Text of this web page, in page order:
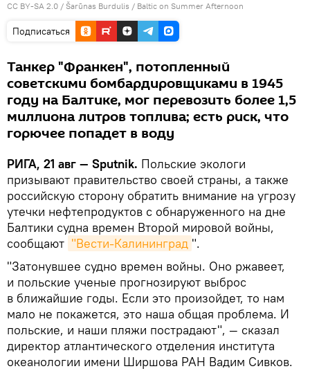
CC BY-SA 2.0 / Šarūnas Burdulis / Baltic on Summer Afternoon
Подписаться
Танкер "Франкен", потопленный
советскими бомбардировщиками в 1945
году на Балтике, мог перевозить более 1,5
миллиона литров топлива; есть риск, что
горючее попадет в воду
РИГА, 21 авг — Sputnik. Польские экологи
призывают правительство своей страны, а также
российскую сторону обратить внимание на угрозу
утечки нефтепродуктов с обнаруженного на дне
Балтики судна времен Второй мировой войны,
сообщают "Вести-Калининград ".
"Затонувшее судно времен войны. Оно ржавеет,
и польские ученые прогнозируют выброс
в ближайшие годы. Если это произойдет, то нам
мало не покажется, это наша общая проблема. И
польские, и наши пляжи пострадают", — сказал
директор атлантического отделения института
океанологии имени Ширшова РАН Вадим Сивков.